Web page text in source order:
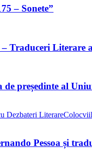
– Sonete”
– Traduceri
de președinte al
Dezbateri Literare
Pessoa și